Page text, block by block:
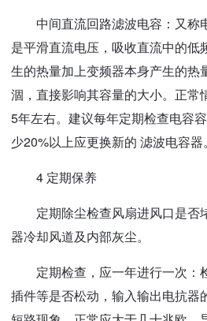
中间直流回路滤波电容：又称
是平滑直流电压，吸收直流中的低
生的热量加上变频器本身产生的热
涸，直接影响其容量的大小。正常
5年左右。建议每年定期检查电容
少20%以上应更换新的 滤波电容器。
4 定期保养
定期除尘检查风扇进风口是否
器冷却风道及内部灰尘。
定期检查，应一年进行一次：
插件等是否松动，输入输出电抗器